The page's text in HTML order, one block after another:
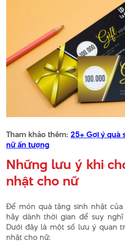
Tham khảo thêm: 25+ Gợi ý quà
nữ ấn tượng
Những lưu ý khi
nhật cho nữ
Để món quà tặng sinh nhật
hãy dành thời gian để suy
Dưới đây là một số lưu ý quan
nhật cho nữ: